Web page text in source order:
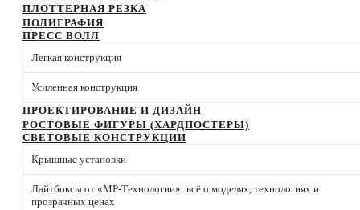
ПЛОТТЕРНАЯ РЕЗКА
ПОЛИГРАФИЯ
ПРЕСС ВОЛЛ
Легкая конструкция
Усиленная конструкция
ПРОЕКТИРОВАНИЕ И ДИЗАЙН
РОСТОВЫЕ ФИГУРЫ (ХАРДПОСТЕРЫ)
СВЕТОВЫЕ КОНСТРУКЦИИ
Крышные установки
Лайтбоксы от «МР-Технологии»: всё о моделях, технологиях и
прозрачных ценах